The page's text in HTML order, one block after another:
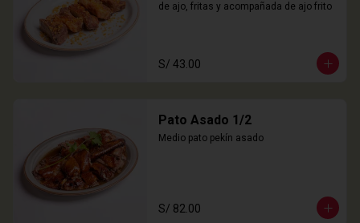
de ajo, fritas y acompañada de ajo frito
S/ 43.00
Pato Asado 1/2
Medio pato pekín asado
S/ 82.00